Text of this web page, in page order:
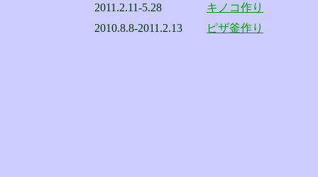
2011.2.11-5.28
キノコ作り
2010.8.8-2011.2.13
ピザ釜作り